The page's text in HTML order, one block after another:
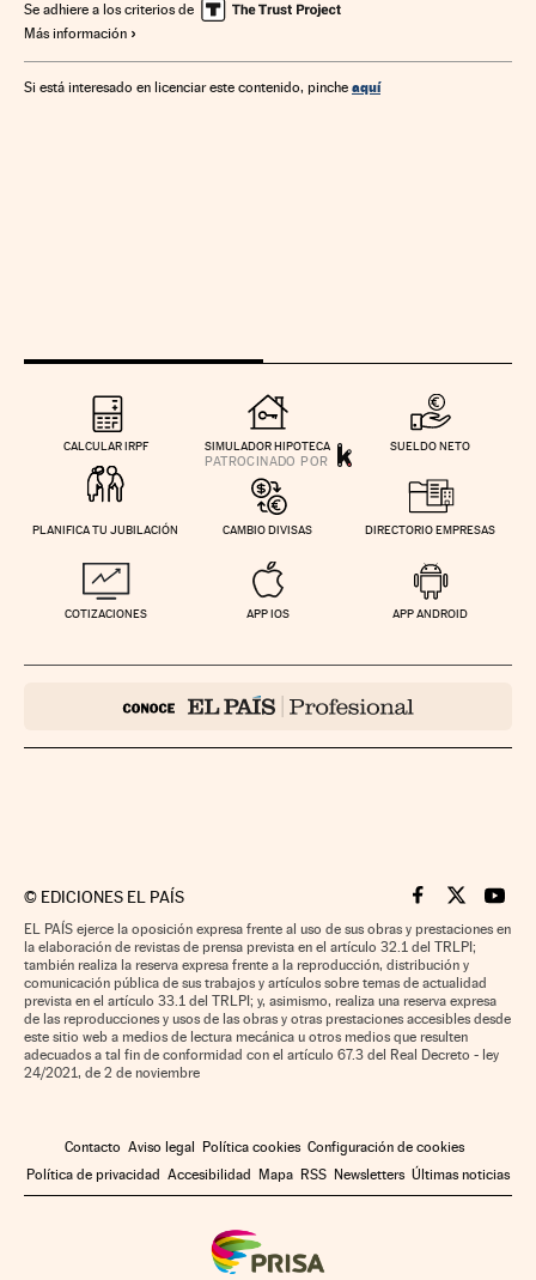
Se adhiere a los criterios de
Más información
Si está interesado en licenciar este contenido, pinche aquí
CALCULAR IRPF SIMULADOR HIPOTECA SUELDO NETO
PLANIFICA TU JUBILACIÓN CAMBIO DIVISAS DIRECTORIO EMPRESAS
COTIZACIONES APP IOS APP ANDROID
© EDICIONES EL PAÍS Cinco Días en
Cinco Días
Cinco
EL PAÍS ejerce la oposición expresa frente al uso de sus obras y prestaciones en
la elaboración de revistas de prensa prevista en el artículo 32.1 del TRLPI;
también realiza la reserva expresa frente a la reproducción, distribución y
comunicación pública de sus trabajos y artículos sobre temas de actualidad
prevista en el artículo 33.1 del TRLPI; y, asimismo, realiza una reserva expresa
de las reproducciones y usos de las obras y otras prestaciones accesibles desde
este sitio web a medios de lectura mecánica u otros medios que resulten
adecuados a tal fin de conformidad con el artículo 67.3 del Real Decreto - ley
24/2021, de 2 de noviembre
Contacto Aviso legal Política cookies Configuración de cookies
Política de privacidad Accesibilidad Mapa RSS Newsletters Últimas noticias